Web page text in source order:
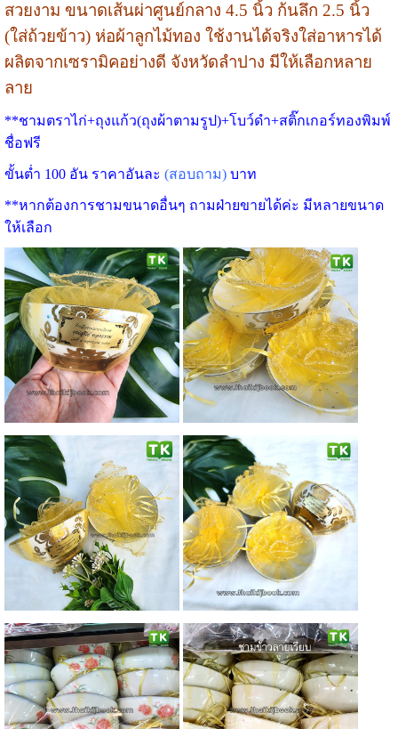
สวยงาม ขนาดเส้นผ่าศูนย์กลาง 4.5 นิ้ว ก้นลึก 2.5 นิ้ว
(ใส่ถ้วยข้าว) ห่อผ้าลูกไม้ทอง ใช้งานได้จริงใส่อาหารได้
ผลิตจากเซรามิคอย่างดี จังหวัดลำปาง มีให้เลือกหลาย
ลาย
**ชามตราไก่+ถุงแก้ว(ถุงผ้าตามรูป)+โบว์ดำ+สติ๊กเกอร์ทองพิมพ์
ชื่อฟรี
ขั้นต่ำ 100 อัน ราคาอันละ (สอบถาม)บาท
**หากต้องการชามขนาดอื่นๆ ถามฝ่ายขายได้ค่ะ มีหลายขนาด
ให้เลือก